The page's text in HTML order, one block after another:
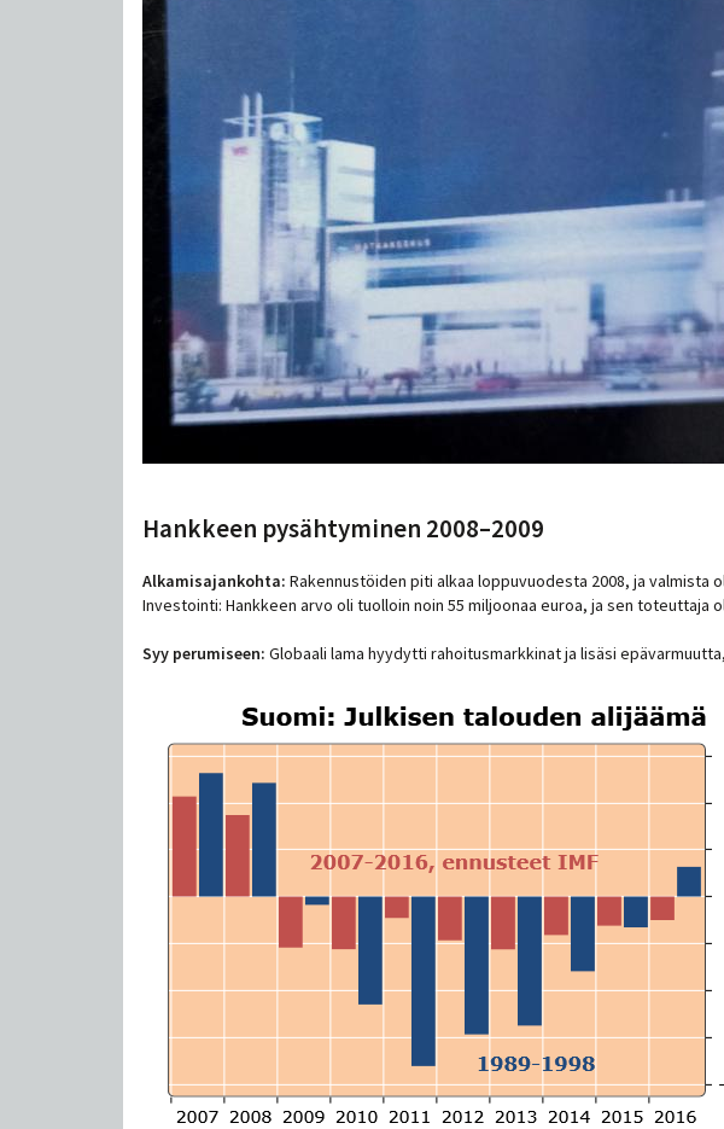
Hankkeen pysähtyminen 2008–2009
Alkamisajankohta: Rakennustöiden piti alkaa loppuvuodesta 2008, ja valmista
Investointi: Hankkeen arvo oli tuolloin noin 55 miljoonaa euroa, ja sen toteuttaja
Syy perumiseen: Globaali lama hyydytti rahoitusmarkkinat ja lisäsi